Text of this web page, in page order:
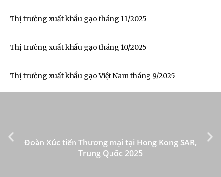
Thị trường xuất khẩu gạo tháng 11/2025
Thị trường xuất khẩu gạo tháng 10/2025
Thị trường xuất khẩu gạo Việt Nam tháng 9/2025
Đoàn Xúc tiến Thương mại tại Hong Kong SAR,
Trung Quốc 2025